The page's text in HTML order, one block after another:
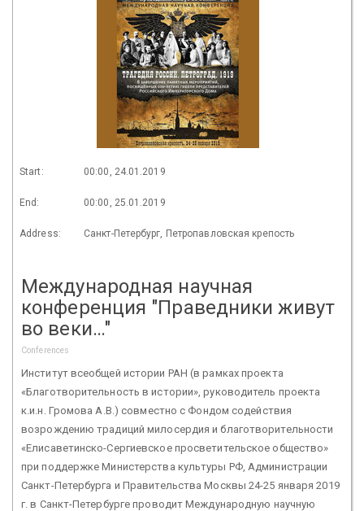
Start: 00:00, 24.01.2019
End: 00:00, 25.01.2019
Address: Санкт-Петербург, Петропавловская крепость
Международная научная
конференция "Праведники живут
во веки…"
Conferences
Институт всеобщей истории РАН (в рамках проекта
«Благотворительность в истории», руководитель проекта
к.и.н. Громова А.В.) совместно с Фондом содействия
возрождению традиций милосердия и благотворительности
«Елисаветинско-Сергиевское просветительское общество»
при поддержке Министерства культуры РФ, Администрации
Санкт-Петербурга и Правительства Москвы 24-25 января 2019
г. в Санкт-Петербурге проводит Международную научную